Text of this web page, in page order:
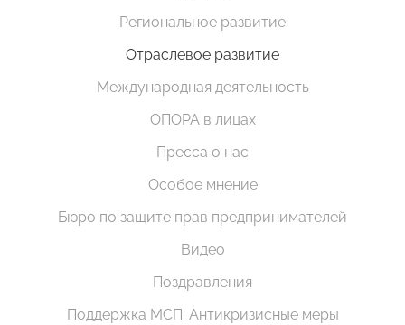
Региональное развитие
Отраслевое развитие
Международная деятельность
ОПОРА в лицах
Пресса о нас
Особое мнение
Бюро по защите прав предпринимателей
Видео
Поздравления
Поддержка МСП. Антикризисные меры